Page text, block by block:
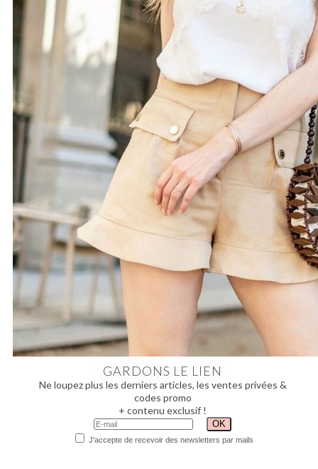
GARDONS LE LIEN
Ne loupez plus les derniers articles, les ventes privées &
codes promo
+ contenu exclusif !
J'accepte de recevoir des newsletters par mails